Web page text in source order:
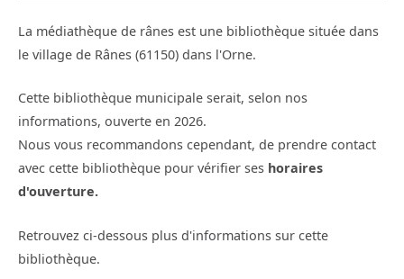
La médiathèque de rânes est une bibliothèque située dans
le village de Rânes (61150) dans l'Orne.
Cette bibliothèque municipale serait, selon nos
informations, ouverte en 2026.
Nous vous recommandons cependant, de prendre contact
avec cette bibliothèque pour vérifier ses horaires
d'ouverture.
Retrouvez ci-dessous plus d'informations sur cette
bibliothèque.